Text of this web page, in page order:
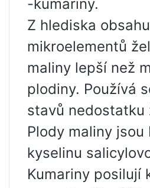
-kumariny.
Z hlediska obsahu
mikroelementů
maliny lepší než
plodiny. Používá
stavů nedostatku
Plody maliny jsou
kyselinu
Kumariny posilují